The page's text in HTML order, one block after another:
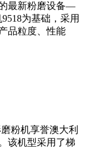
最新粉磨设备—
为基础，采用
品粒度、性能
粉机享誉澳大利
该机型采用了梯